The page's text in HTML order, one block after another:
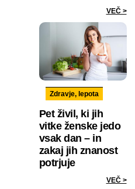
VEČ >
Zdravje, lepota
Pet živil, ki jih
vitke ženske jedo
vsak dan – in
zakaj jih znanost
potrjuje
VEČ >